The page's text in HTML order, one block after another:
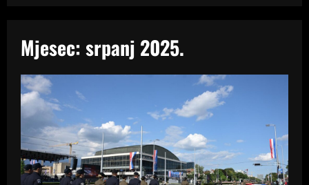
Mjesec:srpanj 2025.